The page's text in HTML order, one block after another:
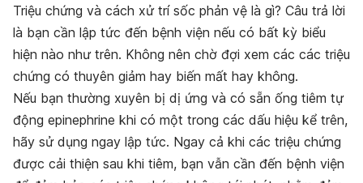
Triệu chứng và cách xử trí sốc phản vệ là gì? Câu trả lời
là bạn cần lập tức đến bệnh viện nếu có bất kỳ biểu
hiện nào như trên. Không nên chờ đợi xem các các triệu
chứng có thuyên giảm hay biến mất hay không.
Nếu bạn thường xuyên bị dị ứng và có sẵn ống tiêm tự
động epinephrine khi có một trong các dấu hiệu kể trên,
hãy sử dụng ngay lập tức. Ngay cả khi các triệu chứng
được cải thiện sau khi tiêm, bạn vẫn cần đến bệnh viện